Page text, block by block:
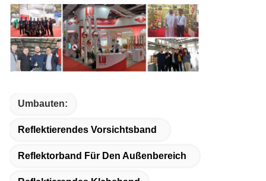
Umbauten:
Reflektierendes Vorsichtsband
Reflektorband Für Den Außenbereich